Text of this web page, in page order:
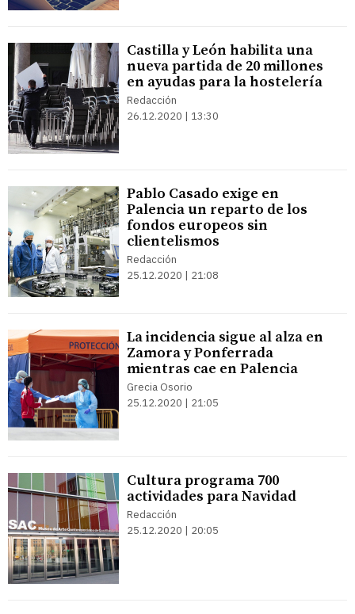
Castilla y León habilita una
nueva partida de 20 millones
en ayudas para la hostelería
Redacción
26.12.2020 | 13:30
Pablo Casado exige en
Palencia un reparto de los
fondos europeos sin
clientelismos
Redacción
25.12.2020 | 21:08
La incidencia sigue al alza en
Zamora y Ponferrada
mientras cae en Palencia
Grecia Osorio
25.12.2020 | 21:05
Cultura programa 700
actividades para Navidad
Redacción
25.12.2020 | 20:05